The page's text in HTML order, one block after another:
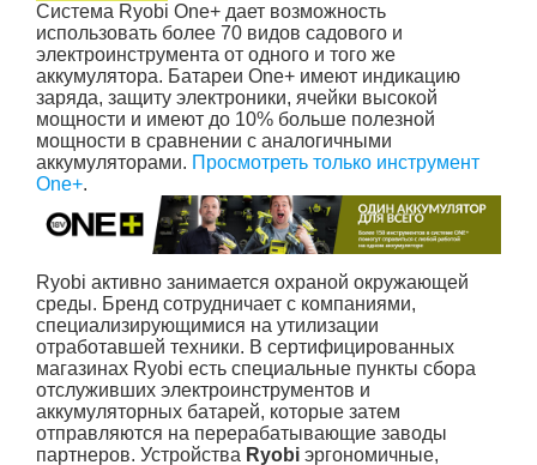
Система Ryobi One+ дает возможность
использовать более 70 видов садового и
электроинструмента от одного и того же
аккумулятора. Батареи One+ имеют индикацию
заряда, защиту электроники, ячейки высокой
мощности и имеют до 10% больше полезной
мощности в сравнении с аналогичными
аккумуляторами. Просмотреть только инструмент
One+.
Ryobi активно занимается охраной окружающей
среды. Бренд сотрудничает с компаниями,
специализирующимися на утилизации
отработавшей техники. В сертифицированных
магазинах Ryobi есть специальные пункты сбора
отслуживших электроинструментов и
аккумуляторных батарей, которые затем
отправляются на перерабатывающие заводы
партнеров. Устройства Ryobi эргономичные,